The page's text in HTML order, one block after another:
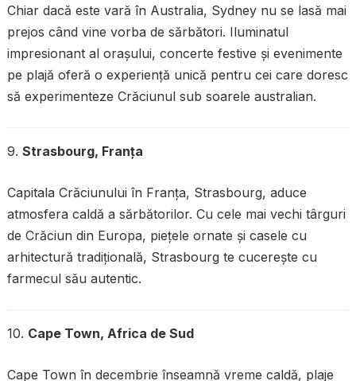
Chiar dacă este vară în Australia, Sydney nu se lasă mai
prejos când vine vorba de sărbători. Iluminatul
impresionant al orașului, concerte festive și evenimente
pe plajă oferă o experiență unică pentru cei care doresc
să experimenteze Crăciunul sub soarele australian.
9. Strasbourg, Franța
Capitala Crăciunului în Franța, Strasbourg, aduce
atmosfera caldă a sărbătorilor. Cu cele mai vechi târguri
de Crăciun din Europa, piețele ornate și casele cu
arhitectură tradițională, Strasbourg te cucerește cu
farmecul său autentic.
10. Cape Town, Africa de Sud
Cape Town în decembrie înseamnă vreme caldă, plaje